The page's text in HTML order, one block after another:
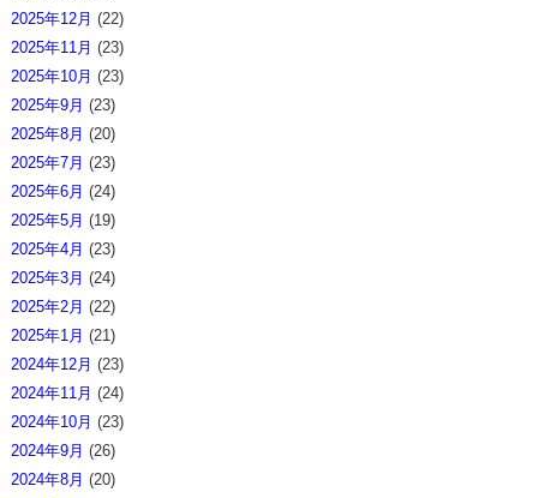
2025年12月 (22)
2025年11月 (23)
2025年10月 (23)
2025年9月 (23)
2025年8月 (20)
2025年7月 (23)
2025年6月 (24)
2025年5月 (19)
2025年4月 (23)
2025年3月 (24)
2025年2月 (22)
2025年1月 (21)
2024年12月 (23)
2024年11月 (24)
2024年10月 (23)
2024年9月 (26)
2024年8月 (20)